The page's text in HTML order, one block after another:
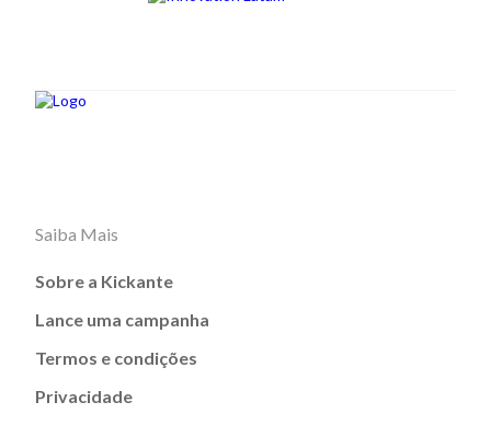
Saiba Mais
Sobre a Kickante
Lance uma campanha
Termos e condições
Privacidade